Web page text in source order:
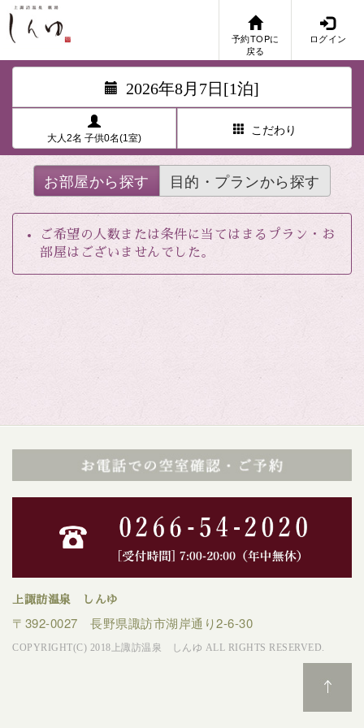
予約TOPに
戻る
ログイン
2026年8月7日[1泊]
大人2名 子供0名(1室)
こだわり
お部屋から探す 目的・プランから探す
ご希望の人数または条件に当てはまるプラン・お
部屋はございませんでした。
上諏訪温泉 しんゆ
〒392-0027 長野県諏訪市湖岸通り2-6-30
COPYRIGHT(C) 2018上諏訪温泉 しんゆ ALL RIGHTS RESERVED.